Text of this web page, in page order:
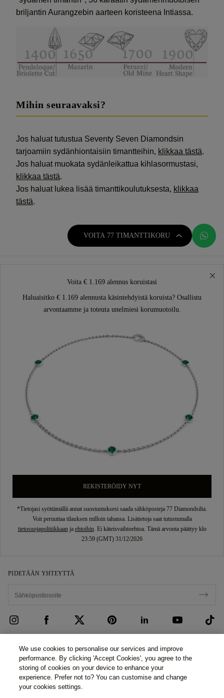
briljantin Aurangzebin aarteen koristeena Intiassa.
Mihin seuraavaksi?
Jos haluat tutustua Seventy Seven Diamondsin
tarjoamiin sydänhiontaisiin timantteihin, klikkaa tästä.
Jos haluat muokata sydänleikattua kihlasormustasi,
klikkaa tästä.
Jos haluat lukea lisää timanttikoulutuksesta, klikkaa
tästä.
VOITA 77 TIMANTTIKORU
Voita € 1.169 alennus koruistasi
Haluaisitko € 1.169 alennusta käsintehdyistä koruista? Osallistu
arvontaamme ja toteuta unelmiesi korumuotoilu.
REKISTERÖIDY NYT
*Tietojasi syöttämällä annat suostumuksesi saada sähköposteja 77 Diamondsilta.
Voit peruuttaa tilauksen milloin tahansa. Lisätietoja saat tutustumalla
tietosuojapolitiikkaanja ehtoihin. Ei käteisvaihtoehtoa. Tämä arvonta päättyy klo
23:59 (GMT) 31/12/2026
PIDETÄÄN YHTEYTTÄ
ASIAKASPALVELU
Ota yhteyttä
Varaa aika
MEISTÄ
Tarinamme
LAKI & YKSITYISYYS
We use cookies to personalise our services and improve
performance. By clicking 'Accept Cookies', you agree to the
storing of cookies on your device to enhance your
experience. Prefer not to? You can customise and change
your cookies settings.